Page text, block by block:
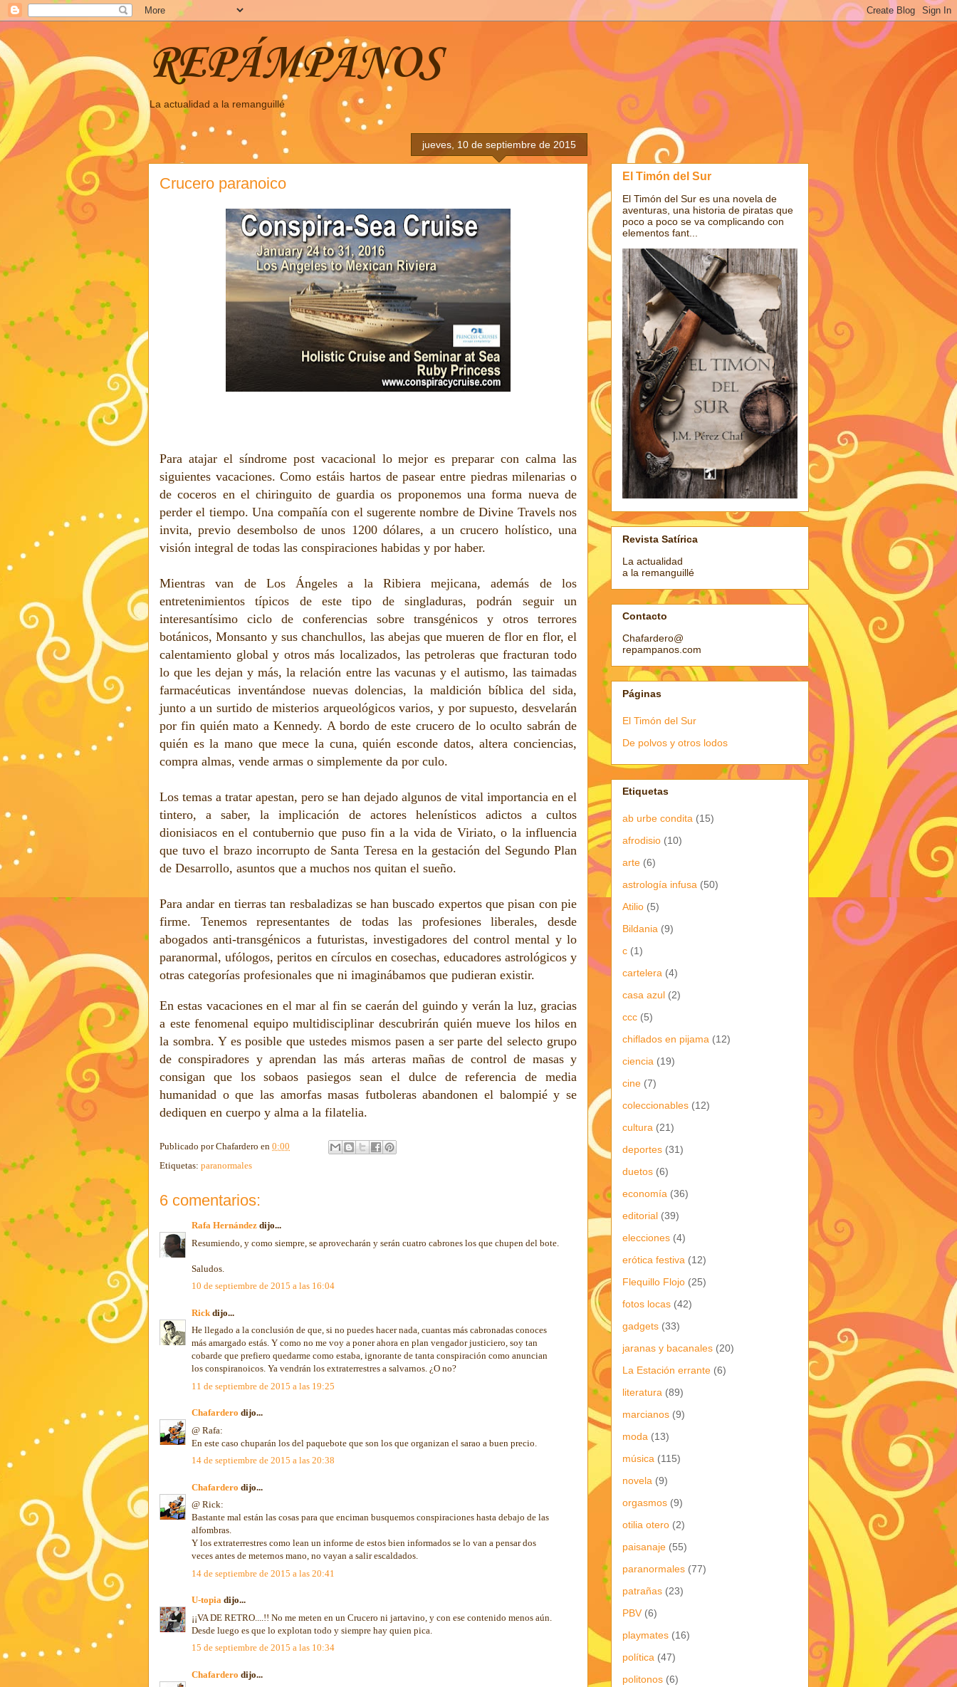
REPÁMPANOS
La actualidad a la remanguillé
jueves, 10 de septiembre de 2015
Crucero paranoico
Para atajar el síndrome post vacacional lo mejor es preparar con calma las
siguientes vacaciones. Como estáis hartos de pasear entre piedras milenarias o
de coceros en el chiringuito de guardia os proponemos una forma nueva de
perder el tiempo. Una compañía con el sugerente nombre de Divine Travels nos
invita, previo desembolso de unos 1200 dólares, a un crucero holístico, una
visión integral de todas las conspiraciones habidas y por haber.
Mientras van de Los Ángeles a la Ribiera mejicana, además de los
entretenimientos típicos de este tipo de singladuras, podrán seguir un
interesantísimo ciclo de conferencias sobre transgénicos y otros terrores
botánicos, Monsanto y sus chanchullos, las abejas que mueren de flor en flor, el
calentamiento global y otros más localizados, las petroleras que fracturan todo
lo que les dejan y más, la relación entre las vacunas y el autismo, las taimadas
farmacéuticas inventándose nuevas dolencias, la maldición bíblica del sida,
junto a un surtido de misterios arqueológicos varios, y por supuesto, desvelarán
por fin quién mato a Kennedy. A bordo de este crucero de lo oculto sabrán de
quién es la mano que mece la cuna, quién esconde datos, altera conciencias,
compra almas, vende armas o simplemente da por culo.
Los temas a tratar apestan, pero se han dejado algunos de vital importancia en el
tintero, a saber, la implicación de actores helenísticos adictos a cultos
dionisiacos en el contubernio que puso fin a la vida de Viriato, o la influencia
que tuvo el brazo incorrupto de Santa Teresa en la gestación del Segundo Plan
de Desarrollo, asuntos que a muchos nos quitan el sueño.
Para andar en tierras tan resbaladizas se han buscado expertos que pisan con pie
firme. Tenemos representantes de todas las profesiones liberales, desde
abogados anti-transgénicos a futuristas, investigadores del control mental y lo
paranormal, ufólogos, peritos en círculos en cosechas, educadores astrológicos y
otras categorías profesionales que ni imaginábamos que pudieran existir.
En estas vacaciones en el mar al fin se caerán del guindo y verán la luz, gracias
a este fenomenal equipo multidisciplinar descubrirán quién mueve los hilos en
la sombra. Y es posible que ustedes mismos pasen a ser parte del selecto grupo
de conspiradores y aprendan las más arteras mañas de control de masas y
consigan que los sobaos pasiegos sean el dulce de referencia de media
humanidad o que las amorfas masas futboleras abandonen el balompié y se
dediquen en cuerpo y alma a la filatelia.
Publicado porChafardero en 0:00
Etiquetas: paranormales
6 comentarios:
Rafa Hernández dijo...
Resumiendo, y como siempre, se aprovecharán y serán cuatro cabrones los que chupen del bote.
Saludos.
10 de septiembre de 2015 a las 16:04
Rick dijo...
He llegado a la conclusión de que, si no puedes hacer nada, cuantas más cabronadas conoces
más amargado estás. Y como no me voy a poner ahora en plan vengador justiciero, soy tan
cobarde que prefiero quedarme como estaba, ignorante de tanta conspiración como anuncian
los conspiranoicos. Ya vendrán los extraterrestres a salvarnos. ¿O no?
11 de septiembre de 2015 a las 19:25
Chafardero dijo...
@ Rafa:
En este caso chuparán los del paquebote que son los que organizan el sarao a buen precio.
14 de septiembre de 2015 a las 20:38
Chafardero dijo...
@ Rick:
Bastante mal están las cosas para que enciman busquemos conspiraciones hasta debajo de las
alfombras.
Y los extraterrestres como lean un informe de estos bien informados se lo van a pensar dos
veces antes de meternos mano, no vayan a salir escaldados.
14 de septiembre de 2015 a las 20:41
U-topia dijo...
¡¡VA DE RETRO....!! No me meten en un Crucero ni jartavino, y con ese contenido menos aún.
Desde luego es que lo explotan todo y siempre hay quien pica.
15 de septiembre de 2015 a las 10:34
Chafardero dijo...
El Timón del Sur
El Timón del Sur es una novela de
aventuras, una historia de piratas que
poco a poco se va complicando con
elementos fant...
Revista Satírica
La actualidad
a la remanguillé
Contacto
Chafardero@
repampanos.com
Páginas
El Timón del Sur
De polvos y otros lodos
Etiquetas
ab urbe condita (15)
afrodisio (10)
arte (6)
astrología infusa (50)
Atilio (5)
Bildania (9)
c (1)
cartelera (4)
casa azul (2)
ccc (5)
chiflados en pijama (12)
ciencia (19)
cine (7)
coleccionables (12)
cultura (21)
deportes (31)
duetos (6)
economía (36)
editorial (39)
elecciones (4)
erótica festiva (12)
Flequillo Flojo (25)
fotos locas (42)
gadgets (33)
jaranas y bacanales (20)
La Estación errante (6)
literatura (89)
marcianos (9)
moda (13)
música (115)
novela (9)
orgasmos (9)
otilia otero (2)
paisanaje (55)
paranormales (77)
patrañas (23)
PBV (6)
playmates (16)
política (47)
politonos (6)